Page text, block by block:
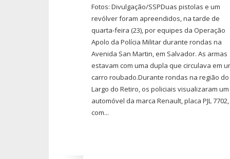
Fotos: Divulgação/SSPDuas pistolas e um
revólver foram apreendidos, na tarde de
quarta-feira (23), por equipes da Operação
Apolo da Polícia Militar durante rondas na
Avenida San Martin, em Salvador. As armas
estavam com uma dupla que circulava em
carro roubado.Durante rondas na região do
Largo do Retiro, os policiais visualizaram um
automóvel da marca Renault, placa PJL 7702,
com...